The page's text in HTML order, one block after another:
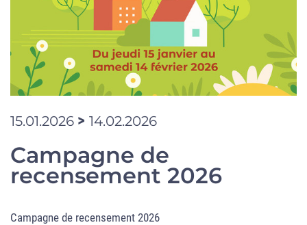
15.01.2026 > 14.02.2026
Campagne de
recensement 2026
Campagne de recensement 2026